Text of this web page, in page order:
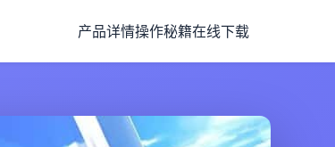
产品详情操作秘籍在线下载